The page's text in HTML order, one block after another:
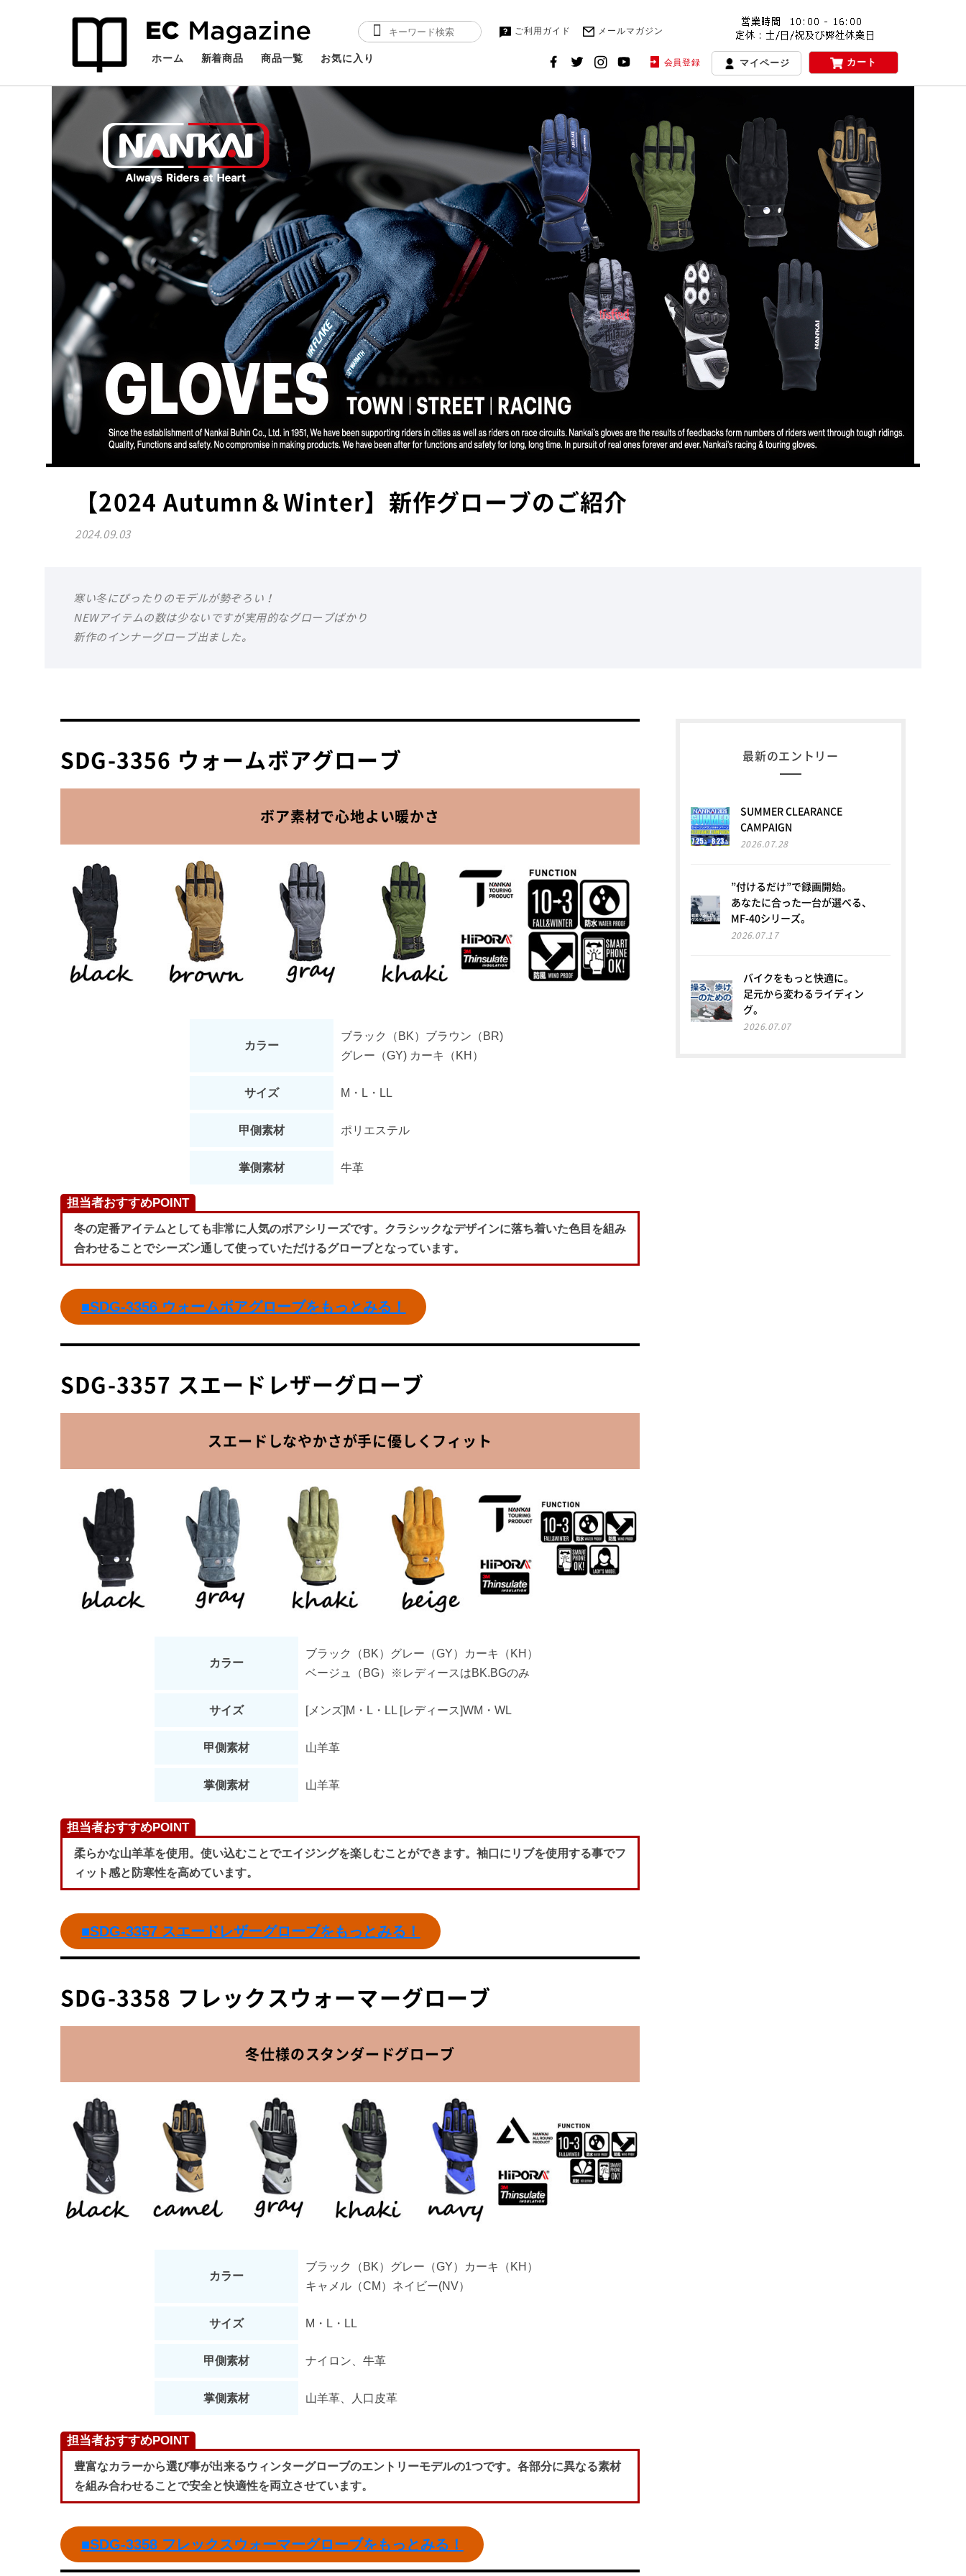
ご利用ガイド メールマガジン
ホーム 新着商品 商品一覧 お気に入り 会員登録 マイページ カート
【2024 Autumn＆Winter】新作グローブのご紹介
2024.09.03
寒い冬にぴったりのモデルが勢ぞろい！
NEWアイテムの数は少ないですが実用的なグローブばかり
新作のインナーグローブ出ました。
SDG-3356 ウォームボアグローブ
ボア素材で心地よい暖かさ
カラー
ブラック（BK）ブラウン（BR)
グレー（GY) カーキ（KH）
サイズ M・L・LL
甲側素材 ポリエステル
掌側素材 牛革
担当者おすすめPOINT
冬の定番アイテムとしても非常に人気のボアシリーズです。クラシックなデザインに落ち着いた色目を組み
合わせることでシーズン通して使っていただけるグローブとなっています。
■SDG-3356 ウォームボアグローブをもっとみる！
SDG-3357 スエードレザーグローブ
スエードしなやかさが手に優しくフィット
カラー
ブラック（BK）グレー（GY）カーキ（KH）
ベージュ（BG）※レディースはBK.BGのみ
サイズ [メンズ]M・L・LL [レディース]WM・WL
甲側素材 山羊革
掌側素材 山羊革
担当者おすすめPOINT
柔らかな山羊革を使用。使い込むことでエイジングを楽しむことができます。袖口にリブを使用する事でフ
ィット感と防寒性を高めています。
■SDG-3357 スエードレザーグローブをもっとみる！
SDG-3358 フレックスウォーマーグローブ
冬仕様のスタンダードグローブ
カラー
ブラック（BK）グレー（GY）カーキ（KH）
キャメル（CM）ネイビー(NV）
サイズ M・L・LL
甲側素材 ナイロン、牛革
掌側素材 山羊革、人口皮革
担当者おすすめPOINT
豊富なカラーから選び事が出来るウィンターグローブのエントリーモデルの1つです。各部分に異なる素材
を組み合わせることで安全と快適性を両立させています。
■SDG-3358 フレックスウォーマーグローブをもっとみる！
最新のエントリー
SUMMER CLEARANCE
CAMPAIGN
2026.07.28
”付けるだけ”で録画開始。
あなたに合った一台が選べる、
MF-40シリーズ。
2026.07.17
バイクをもっと快適に。
足元から変わるライディン
グ。
2026.07.07